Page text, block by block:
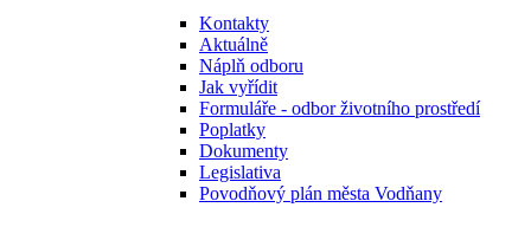
Kontakty
Aktuálně
Náplň odboru
Jak vyřídit
Formuláře - odbor životního prostředí
Poplatky
Dokumenty
Legislativa
Povodňový plán města Vodňany